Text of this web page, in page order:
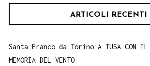
ARTICOLI RECENTI
Santa Franco da Torino A TUSA CON IL
MEMORIA DEL VENTO